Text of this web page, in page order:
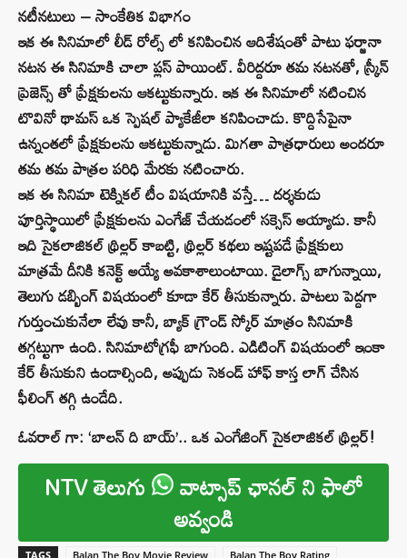
నటీనటులు – సాంకేతిక విభాగం
ఇక ఈ సినిమాలో లీడ్ రోల్స్ లో కనిపించిన ఆదిశేషంతో పాటు ఫర్జానా
నటన ఈ సినిమాకి చాలా ప్లస్ పాయింట్. వీరిద్దరూ తమ నటనతో, స్క్రీన్
ప్రెజెన్స్ తో ప్రేక్షకులను ఆకట్టుకున్నారు. ఇక ఈ సినిమాలో నటించిన
టొవినో థామస్ ఒక స్పెషల్ ప్యాకేజీలా కనిపించాడు. కొద్దిసేపైనా
ఉన్నంతలో ప్రేక్షకులను ఆకట్టుకున్నాడు. మిగతా పాత్రధారులు అందరూ
తమ తమ పాత్రల పరిధి మేరకు నటించారు.
ఇక ఈ సినిమా టెక్నికల్ టీం విషయానికి వస్తే… దర్శకుడు
పూర్తిస్థాయిలో ప్రేక్షకులను ఎంగేజ్ చేయడంలో సక్సెస్ అయ్యాడు. కానీ
ఇది సైకలాజికల్ థ్రిల్లర్ కాబట్టి, థ్రిల్లర్ కథలు ఇష్టపడే ప్రేక్షకులు
మాత్రమే దీనికి కనెక్ట్ అయ్యే అవకాశాలుంటాయి. డైలాగ్స్ బాగున్నాయి,
తెలుగు డబ్బింగ్ విషయంలో కూడా కేర్ తీసుకున్నారు. పాటలు పెద్దగా
గుర్తుంచుకునేలా లేవు కానీ, బ్యాక్ గ్రౌండ్ స్కోర్ మాత్రం సినిమాకి
తగ్గట్టుగా ఉంది. సినిమాటోగ్రఫీ బాగుంది. ఎడిటింగ్ విషయంలో ఇంకా
కేర్ తీసుకుని ఉండాల్సింది, అప్పుడు సెకండ్ హాఫ్ కాస్త లాగ్ చేసిన
ఫీలింగ్ తగ్గి ఉండేది.
ఓవరాల్ గా: ‘బాలన్ ది బాయ్’.. ఒక ఎంగేజింగ్ సైకలాజికల్ థ్రిల్లర్!
NTV తెలుగు వాట్సాప్ ఛానల్ ని ఫాలో
అవ్వండి
TAGS Balan The Boy Movie Review
Balan The Boy Rating